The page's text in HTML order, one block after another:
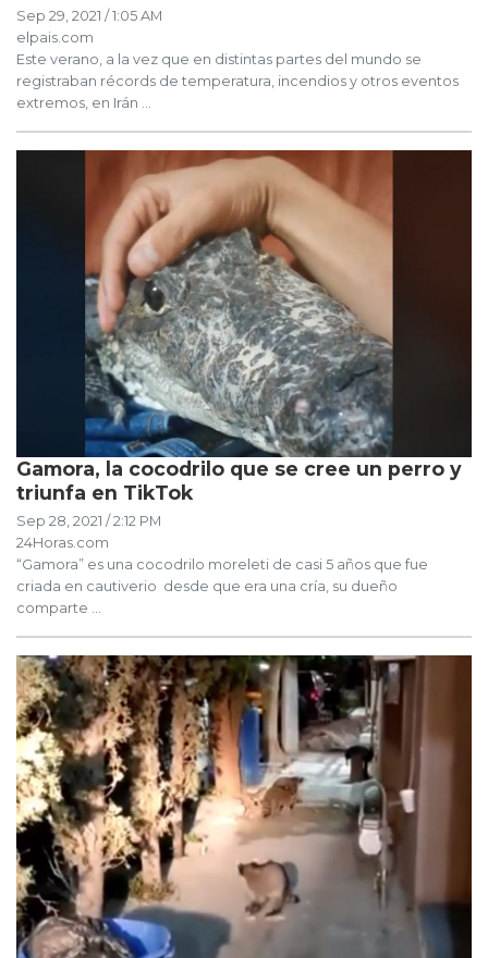
Sep 29, 2021 / 1:05 AM
elpais.com
Este verano, a la vez que en distintas partes del mundo se
registraban récords de temperatura, incendios y otros eventos
extremos, en Irán ...
Gamora, la cocodrilo que se cree un perro y
triunfa en TikTok
Sep 28, 2021 / 2:12 PM
24Horas.com
“Gamora” es una cocodrilo moreleti de casi 5 años que fue
criada en cautiverio desde que era una cría, su dueño
comparte ...